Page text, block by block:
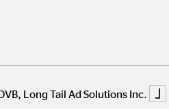
(Xing / LinkedIn / andere)
Long Tail Ad Solutions Inc.